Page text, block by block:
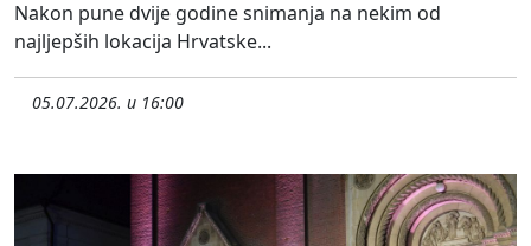
Nakon pune dvije godine snimanja na nekim od
najljepših lokacija Hrvatske...
05.07.2026. u 16:00